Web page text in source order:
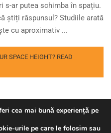
s-ar putea schimba în spațiu.
știți răspunsul? Studiile arată
cu aproximativ ...
SPACE HEIGHT? READ
cea mai bună experiență pe
urile pe care le folosim sau